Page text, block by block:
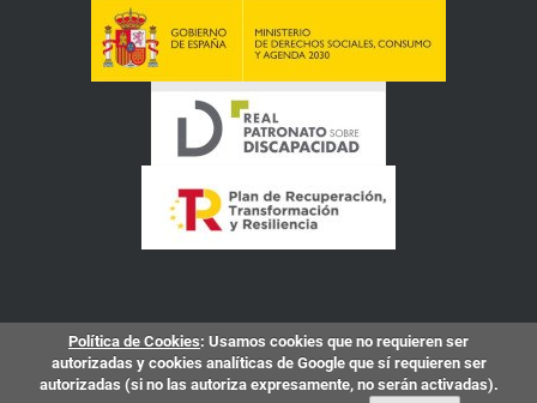
Política de Cookies: Usamos cookies que no requieren ser
autorizadas y cookies analíticas de Google que sí requieren ser
autorizadas (si no las autoriza expresamente, no serán activadas).